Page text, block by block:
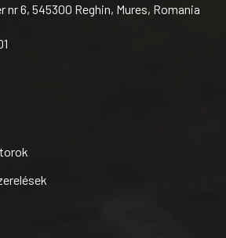
nr 6, 545300 Reghin, Mures, Romania